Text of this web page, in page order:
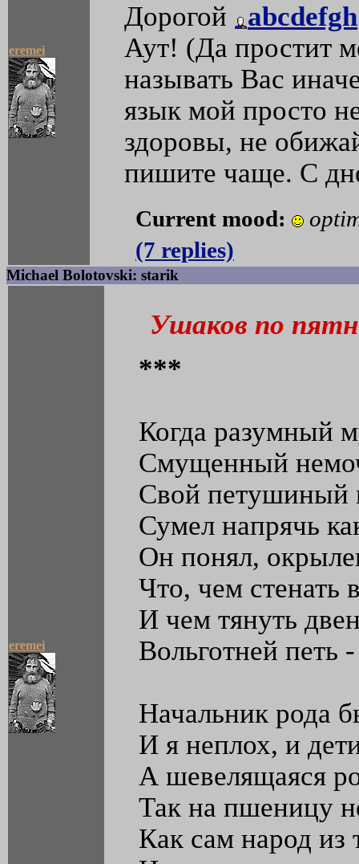
eremei
Дорогой
abcdefgh
Аут! (Да простит
называть Вас
язык мой просто
здоровы, не
пишите чаще. С
Current mood:
(7 replies)
Michael Bolotovski: starik
eremei
Ушаков по
***
Когда разумный
Смущенный
Свой петушиный
Сумел напрячь
Он понял,
Что, чем стенать
И чем тянуть
Вольготней петь
Начальник рода
И я неплох, и
А шевелящаяся
Так на пшеницу
Как сам народ